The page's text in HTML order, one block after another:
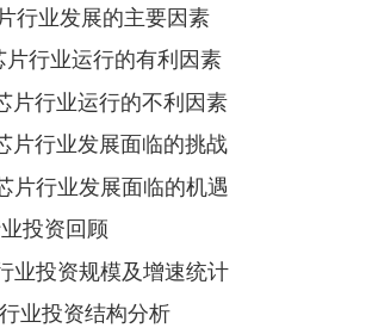
行业发展的主要因素
片行业运行的有利因素
片行业运行的不利因素
片行业发展面临的挑战
片行业发展面临的机遇
投资回顾
业投资规模及增速统计
业投资结构分析